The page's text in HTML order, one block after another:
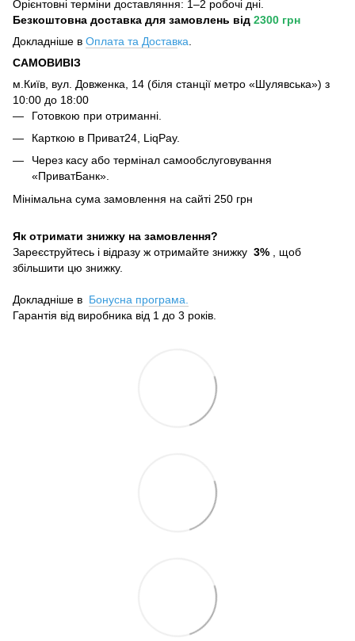
Орієнтовні терміни доставляння: 1–2 робочі дні.
Безкоштовна доставка для замовлень від 2300 грн
Докладніше в Оплата та Доставка
САМОВИВІЗ
м.Київ, вул. Довженка, 14 (біля станції метро «Шулявська») з
10:00 до 18:00
Готовкою при отриманні.
Карткою в Приват24, LiqPay.
Через касу або термінал самообслуговування
«ПриватБанк».
Мінімальна сума замовлення на сайті 250 грн
Як отримати знижку на замовлення?
Зареєструйтесь і відразу ж отримайте знижку 3% , щоб
збільшити цю знижку.
Докладніше в Бонусна програма.
Гарантія від виробника від 1 до 3 років.